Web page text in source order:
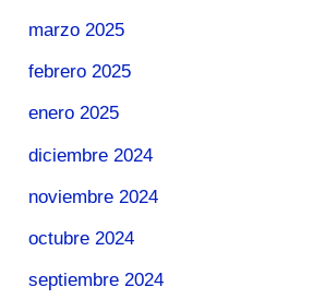
marzo 2025
febrero 2025
enero 2025
diciembre 2024
noviembre 2024
octubre 2024
septiembre 2024